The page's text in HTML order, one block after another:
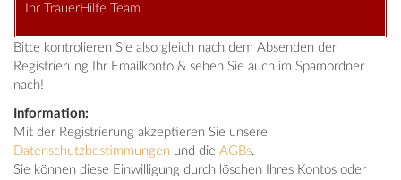
Ihr TrauerHilfe Team
Bitte kontrolieren Sie also gleich nach dem Absenden der
Registrierung Ihr Emailkonto & sehen Sie auch im Spamordner
nach!
Information:
Mit der Registrierung akzeptieren Sie unsere
Datenschutzbestimmungen und die AGBs.
Sie können diese Einwilligung durch löschen Ihres Kontos oder